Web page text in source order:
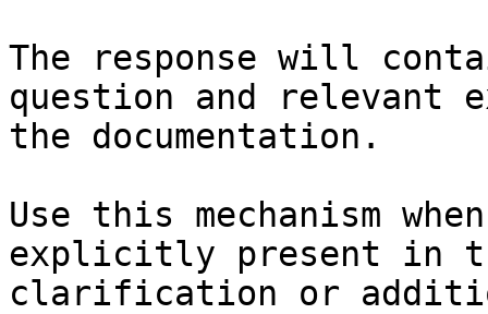
The response will
question and relevant
the documentation.
Use this mechanism
explicitly present in
clarification or